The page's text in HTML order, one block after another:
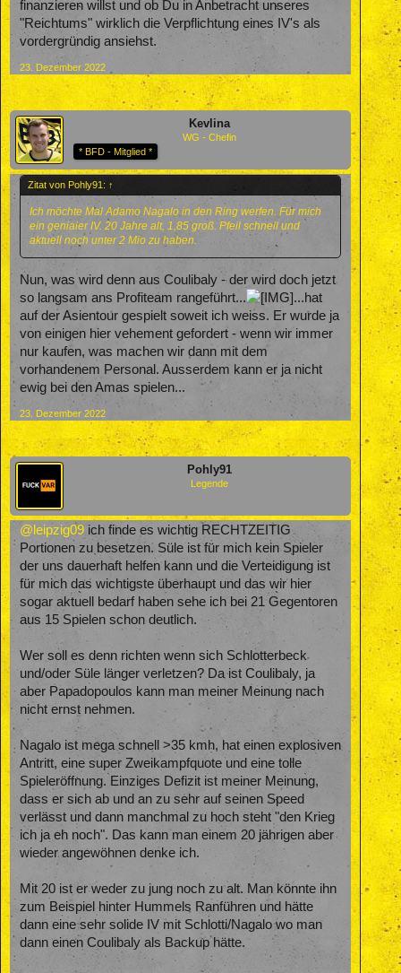
finanzieren willst und ob Du in Anbetracht unseres
"Reichtums" wirklich die Verpflichtung eines IV's als
vordergründig ansiehst.
23. Dezember 2022
Kevlina
WG - Chefin
* BFD - Mitglied *
Zitat von Pohly91: ↑
Ich möchte Mal Adamo Nagalo in den Ring werfen. Für mich
ein genialer IV. 20 Jahre alt, 1,85 groß. Pfeil schnell und
aktuell noch unter 2 Mio zu haben.
Nun, was wird denn aus Coulibaly - der wird doch jetzt
so langsam ans Profiteam rangeführt...
...hat
auf der Asientour gespielt soweit ich weiss. Er wurde ja
von einigen hier vehement gefordert - wenn wir immer
nur kaufen, was machen wir dann mit dem
vorhandenem Personal. Ausserdem kann er ja nicht
ewig bei den Amas spielen...
23. Dezember 2022
Pohly91
Legende
@leipzig09 ich finde es wichtig RECHTZEITIG
Portionen zu besetzen. Süle ist für mich kein Spieler
der uns dauerhaft helfen kann und die Verteidigung ist
für mich das wichtigste überhaupt und das wir hier
sogar aktuell bedarf haben sehe ich bei 21 Gegentoren
aus 15 Spielen schon deutlich.
Wer soll es denn richten wenn sich Schlotterbeck
und/oder Süle länger verletzen? Da ist Coulibaly, ja
aber Papadopoulos kann man meiner Meinung nach
nicht ernst nehmen.
Nagalo ist mega schnell >35 kmh, hat einen explosiven
Antritt, eine super Zweikampfquote und eine tolle
Spieleröffnung. Einziges Defizit ist meiner Meinung,
dass er sich ab und an zu sehr auf seinen Speed
verlässt und dann manchmal zu hoch steht "den Krieg
ich ja eh noch". Das kann man einem 20 jährigen aber
wieder angewöhnen denke ich.
Mit 20 ist er weder zu jung noch zu alt. Man könnte ihn
zum Beispiel hinter Hummels Ranführen und hätte
dann eine sehr solide IV mit Schlotti/Nagalo wo man
dann einen Coulibaly als Backup hätte.